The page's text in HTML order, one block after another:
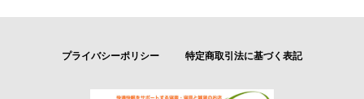
カーズ
プライバシーポリシー 特定商取引法に基づく表記